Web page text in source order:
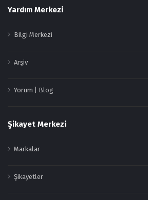
Yardım Merkezi
Bilgi Merkezi
Arşiv
Yorum | Blog
Şikayet Merkezi
Markalar
Şikayetler